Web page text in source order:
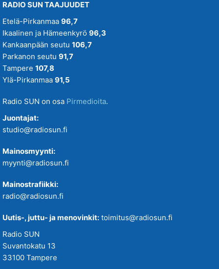
RADIO SUN TAAJUUDET
Etelä-Pirkanmaa 96,7
Ikaalinen ja Hämeenkyrö 96,3
Kankaanpään seutu 106,7
Parkanon seutu 91,7
Tampere 107,8
Ylä-Pirkanmaa 91,5
Radio SUN on osa Pirmedioita.
Juontajat:
studio@radiosun.fi
Mainosmyynti:
myynti@radiosun.fi
Mainostrafiikki:
radio@radiosun.fi
Uutis-, juttu- ja menovinkit: toimitus@radiosun.fi
Radio SUN
Suvantokatu 13
33100 Tampere